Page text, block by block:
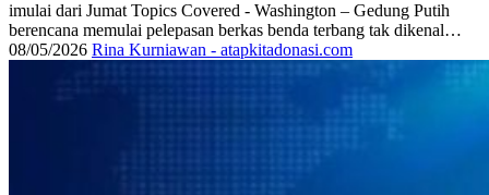
imulai dari Jumat Topics Covered - Washington – Gedung Putih
berencana memulai pelepasan berkas benda terbang tak dikenal…
08/05/2026 Rina Kurniawan - atapkitadonasi.com